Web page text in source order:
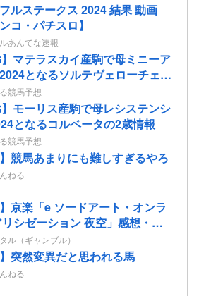
ルステークス 2024 結果 動画
コ・パチスロ】
あんてな速報
】マテラスカイ産駒で母ミニーア
となるソルテヴェローチェの
競馬予想
】モーリス産駒で母レシステンシ
となるコルベータの2歳情報
競馬予想
】競馬あまりにも難しすぎるやろ
ねる
】京楽「e ソードアート・オンラ
シゼーション 夜空」感想・評
め！話題のフェアスタート、原
ンから評価されてる演出はどう
ル（ギャンブル）
】突然変異だと思われる馬
ねる